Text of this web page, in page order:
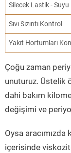
Silecek Lastik - Suyu
Sıvı Sızıntı Kontrol
Yakıt Hortumları
Çoğu zaman
unuturuz. Üstelik
dahi bakım
değişimi ve
Oysa aracımızda
içerisinde